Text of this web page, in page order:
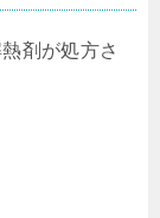
剤が処方さ